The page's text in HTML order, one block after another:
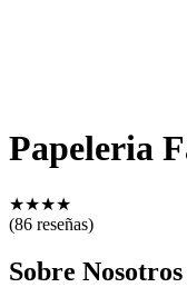
Papeleria
★★★★
(86 reseñas)
Sobre Nosotros